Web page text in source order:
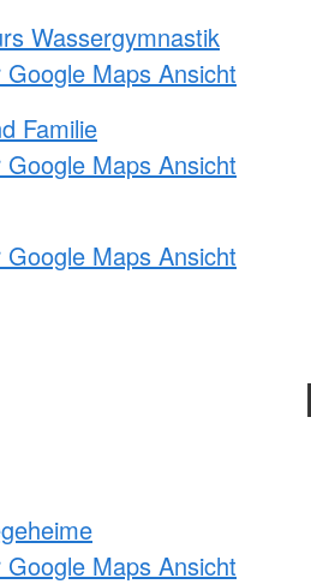
Wassergymnastik
Google Maps Ansicht
Familie
Google Maps Ansicht
Google Maps Ansicht
Google Maps Ansicht